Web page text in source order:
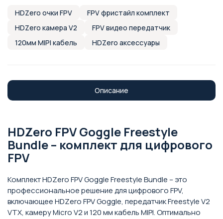
HDZero очки FPV
FPV фристайл комплект
HDZero камера V2
FPV видео передатчик
120мм MIPI кабель
HDZero аксессуары
Описание
HDZero FPV Goggle Freestyle
Bundle – комплект для цифрового
FPV
Комплект HDZero FPV Goggle Freestyle Bundle – это
профессиональное решение для цифрового FPV,
включающее HDZero FPV Goggle, передатчик Freestyle V2
VTX, камеру Micro V2 и 120 мм кабель MIPI. Оптимально